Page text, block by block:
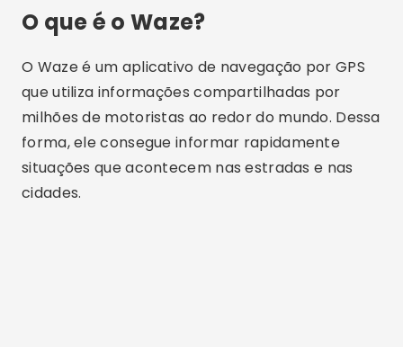
O que é o Waze?
O Waze é um aplicativo de navegação por GPS
que utiliza informações compartilhadas por
milhões de motoristas ao redor do mundo. Dessa
forma, ele consegue informar rapidamente
situações que acontecem nas estradas e nas
cidades.